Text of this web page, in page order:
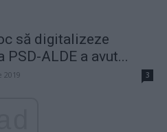
să digitalizeze
PSD-ALDE a avut...
3